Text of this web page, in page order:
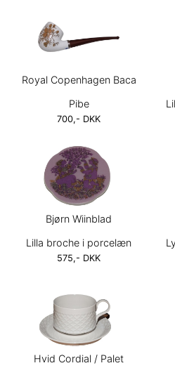
Royal Copenhagen Baca
Pibe
700,- DKK
Bjørn Wiinblad
Lilla broche i porcelæn
575,- DKK
Hvid Cordial / Palet